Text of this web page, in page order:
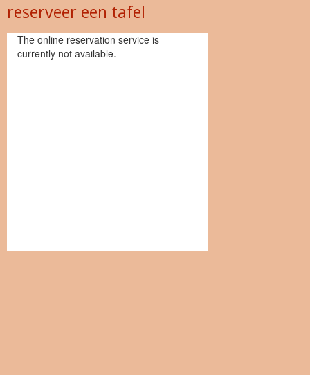
reserveer een tafel